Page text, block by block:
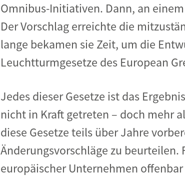
Omnibus-Initiativen. Dann, an
Der Vorschlag erreichte die
lange bekamen sie Zeit, um die
Leuchtturmgesetze des European
Jedes dieser Gesetze ist das
nicht in Kraft getreten – doch mehr
diese Gesetze teils über Jahre
Änderungsvorschläge zu
europäischer Unternehmen